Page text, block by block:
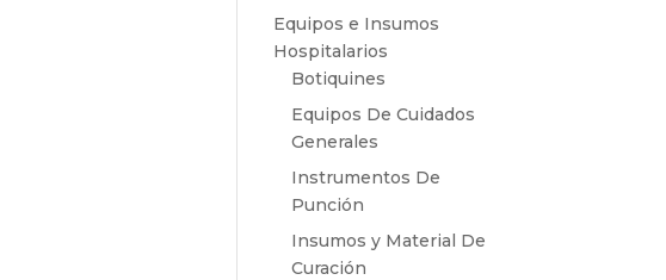
Equipos e Insumos
Hospitalarios
Botiquines
Equipos De Cuidados
Generales
Instrumentos De
Punción
Insumos y Material De
Curación